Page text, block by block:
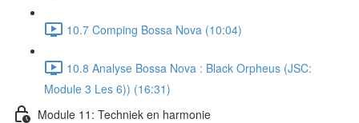
10.7 Comping Bossa Nova (10:04)
10.8 Analyse Bossa Nova : Black Orpheus (JSC:
Module 3 Les 6)) (16:31)
Module 11: Techniek en harmonie